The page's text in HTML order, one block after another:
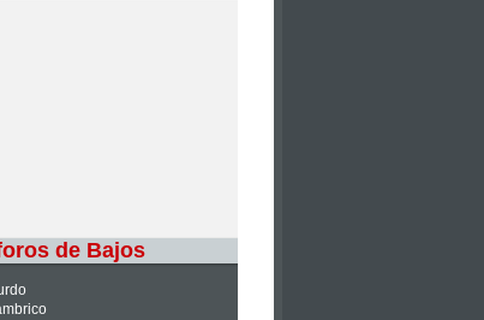
de Bajos